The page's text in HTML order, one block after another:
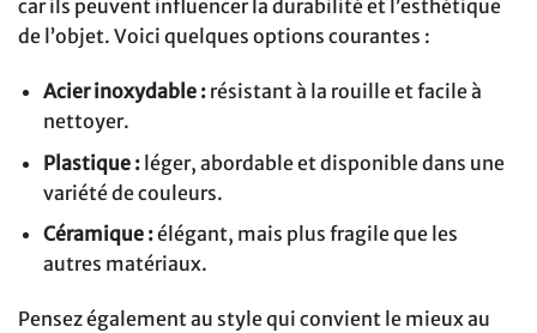
car ils peuvent influencer la durabilité et l’esthétique
de l’objet. Voici quelques options courantes :
Acier inoxydable :résistant à la rouille et facile à
nettoyer.
Plastique :léger, abordable et disponible dans une
variété de couleurs.
Céramique :élégant, mais plus fragile que les
autres matériaux.
Pensez également au style qui convient le mieux au